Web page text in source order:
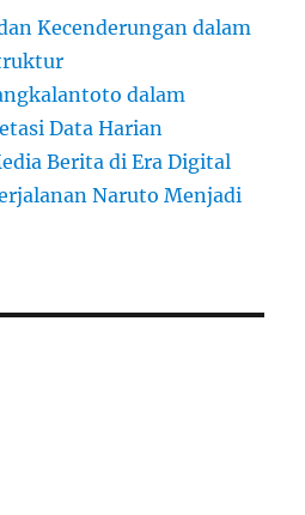
Kecenderungan dalam
dalam
Data Harian
Berita di Era Digital
Naruto Menjadi